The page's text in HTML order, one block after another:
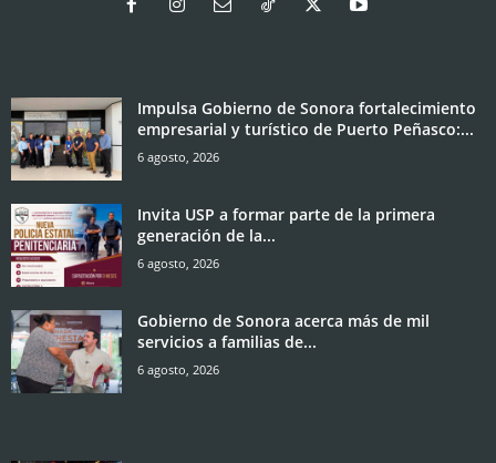
Impulsa Gobierno de Sonora fortalecimiento
empresarial y turístico de Puerto Peñasco:...
6 agosto, 2026
Invita USP a formar parte de la primera
generación de la...
6 agosto, 2026
Gobierno de Sonora acerca más de mil
servicios a familias de...
6 agosto, 2026